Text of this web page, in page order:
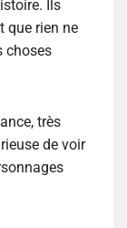
Ils
que rien ne
choses
très
de voir